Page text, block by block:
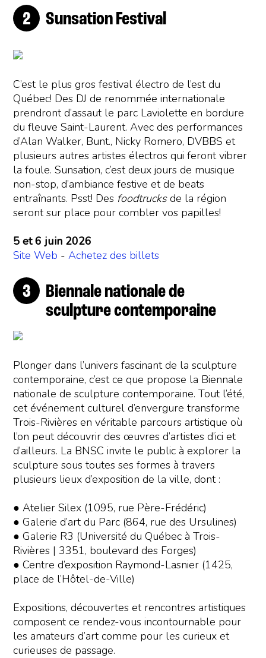
Sunsation Festival
C’est le plus gros festival électro de l’est du
Québec! Des DJ de renommée internationale
prendront d’assaut le parc Laviolette en bordure
du fleuve Saint-Laurent. Avec des performances
d’Alan Walker, Bunt., Nicky Romero, DVBBS et
plusieurs autres artistes électros qui feront vibrer
la foule. Sunsation, c’est deux jours de musique
non-stop, d’ambiance festive et de beats
entraînants. Psst! Des foodtrucksde la région
seront sur place pour combler vos papilles!
5 et 6 juin 2026
Site Web -Achetez des billets
Biennale nationale de
sculpture contemporaine
Plonger dans l’univers fascinant de la sculpture
contemporaine, c’est ce que propose la Biennale
nationale de sculpture contemporaine. Tout l’été,
cet événement culturel d’envergure transforme
Trois-Rivières en véritable parcours artistique où
l’on peut découvrir des œuvres d’artistes d’ici et
d’ailleurs. La BNSC invite le public à explorer la
sculpture sous toutes ses formes à travers
plusieurs lieux d’exposition de la ville, dont :
● Atelier Silex (1095, rue Père-Frédéric)
● Galerie d’art du Parc (864, rue des Ursulines)
● Galerie R3 (Université du Québec à Trois-
Rivières | 3351, boulevard des Forges)
● Centre d’exposition Raymond-Lasnier (1425,
place de l’Hôtel-de-Ville)
Expositions, découvertes et rencontres artistiques
composent ce rendez-vous incontournable pour
les amateurs d’art comme pour les curieux et
curieuses de passage.